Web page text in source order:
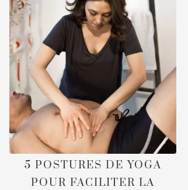
5 POSTURES DE YOGA
POUR FACILITER LA